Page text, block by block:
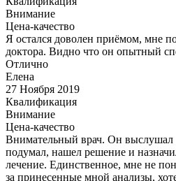
Внимание
Цена-качество
Я остался доволен приёмом, мне
доктора. Видно что он опытный
Отлично
Елена
27 Ноября 2019
Квалификация
Внимание
Цена-качество
Внимательный врач. Он выслушал
подумал, нашел решение и
лечение. Единственное, мне не
за принесенные мной анализы,